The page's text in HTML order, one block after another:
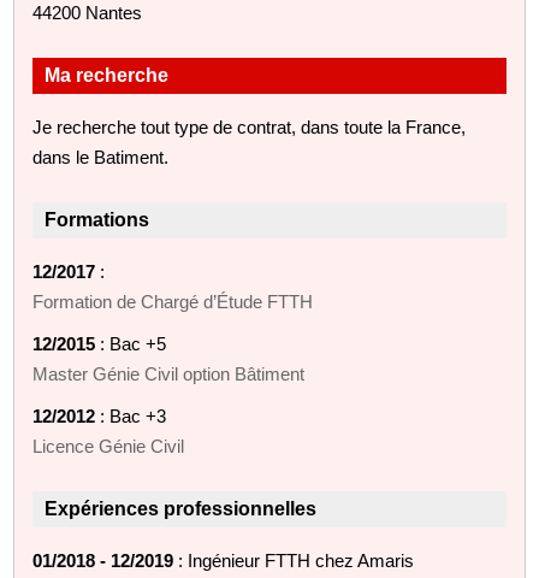
44200 Nantes
Ma recherche
Je recherche tout type de contrat, dans toute la France,
dans le Batiment.
Formations
12/2017 :
Formation de Chargé d’Étude FTTH
12/2015 : Bac +5
Master Génie Civil option Bâtiment
12/2012 : Bac +3
Licence Génie Civil
Expériences professionnelles
01/2018 - 12/2019 : Ingénieur FTTH chez Amaris